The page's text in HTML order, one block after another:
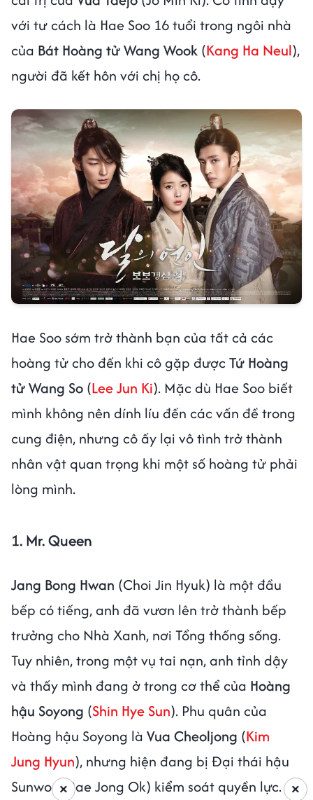
với tư cách là Hae Soo 16 tuổi trong ngôi nhà
của Bát Hoàng tử Wang Wook (Kang Ha Neul),
người đã kết hôn với chị họ cô.
Hae Soo sớm trở thành bạn của tất cả các
hoàng tử cho đến khi cô gặp được Tứ Hoàng
tử Wang So (Lee Jun Ki). Mặc dù Hae Soo biết
mình không nên dính líu đến các vấn đề trong
cung điện, nhưng cô ấy lại vô tình trở thành
nhân vật quan trọng khi một số hoàng tử phải
lòng mình.
1. Mr. Queen
Jang Bong Hwan (Choi Jin Hyuk) là một đầu
bếp có tiếng, anh đã vươn lên trở thành bếp
trưởng cho Nhà Xanh, nơi Tổng thống sống.
Tuy nhiên, trong một vụ tai nạn, anh tỉnh dậy
và thấy mình đang ở trong cơ thể của Hoàng
hậu Soyong (Shin Hye Sun). Phu quân của
Hoàng hậu Soyong là Vua Cheoljong (Kim
Jung Hyun), nhưng hiện đang bị Đại thái hậu
Sunwon (Bae Jong Ok) kiểm soát quyền lực.
×
×